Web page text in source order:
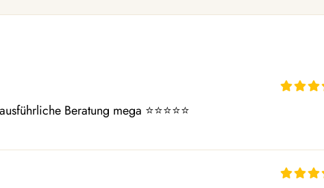
Beratung mega ⭐️⭐️⭐️⭐️⭐️